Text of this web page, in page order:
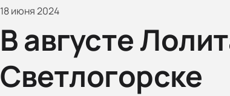
18 июня 2024
В августе
Светлогорске